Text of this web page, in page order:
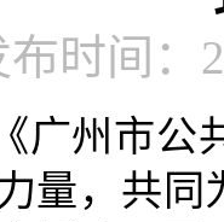
布时间：
广州市公
量，共同